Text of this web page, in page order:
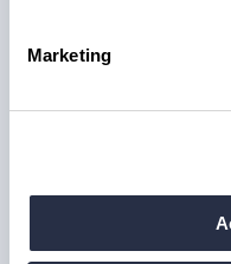
Marketing
Cantina
territorio